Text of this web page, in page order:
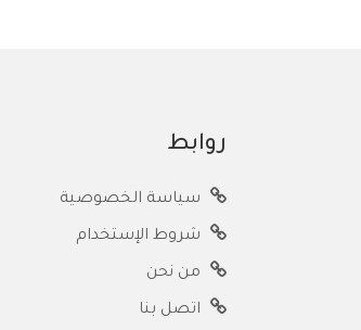
روابط
سياسة الخصوصية
شروط الإستخدام
من نحن
اتصل بنا